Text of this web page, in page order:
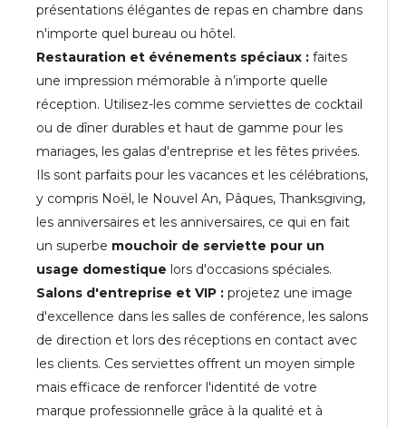
présentations élégantes de repas en chambre dans
n'importe quel bureau ou hôtel.
Restauration et événements spéciaux : faites
une impression mémorable à n’importe quelle
réception. Utilisez-les comme serviettes de cocktail
ou de dîner durables et haut de gamme pour les
mariages, les galas d'entreprise et les fêtes privées.
Ils sont parfaits pour les vacances et les célébrations,
y compris Noël, le Nouvel An, Pâques, Thanksgiving,
les anniversaires et les anniversaires, ce qui en fait
un superbe mouchoir de serviette pour un
usage domestique lors d'occasions spéciales.
Salons d'entreprise et VIP : projetez une image
d'excellence dans les salles de conférence, les salons
de direction et lors des réceptions en contact avec
les clients. Ces serviettes offrent un moyen simple
mais efficace de renforcer l'identité de votre
marque professionnelle grâce à la qualité et à